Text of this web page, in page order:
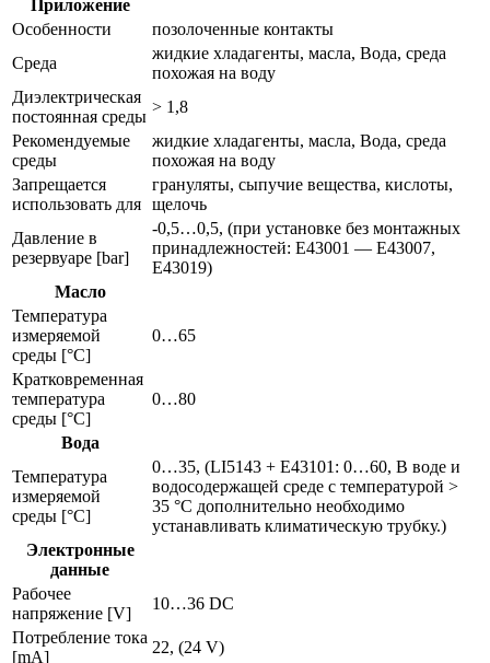
Приложение
Особенности
позолоченные контакты
Среда
жидкие хладагенты, масла, Вода, среда
похожая на воду
Диэлектрическая
постоянная среды
> 1,8
Рекомендуемые
среды
жидкие хладагенты, масла, Вода, среда
похожая на воду
Запрещается
использовать для
грануляты, сыпучие вещества, кислоты,
щелочь
Давление в
резервуаре [bar]
-0,5…0,5, (при установке без монтажных
принадлежностей: E43001 — E43007,
E43019)
Масло
Температура
измеряемой
среды [°C]
0…65
Кратковременная
температура
среды [°C]
0…80
Вода
Температура
измеряемой
среды [°C]
0…35, (LI5143 + E43101: 0…60, В воде и
водосодержащей среде с температурой >
35 °C дополнительно необходимо
устанавливать климатическую трубку.)
Электронные
данные
Рабочее
напряжение [V]
10…36 DC
Потребление тока
[mA]
22, (24 V)